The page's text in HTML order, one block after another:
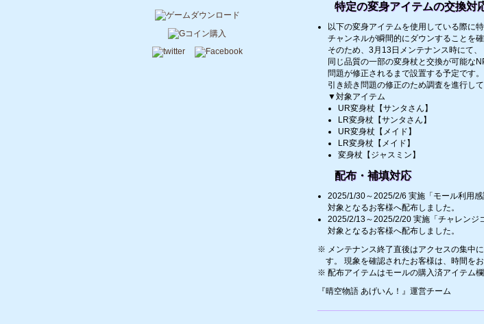
特定の変身アイテムの交換対
以下の変身アイテムを使用している際に
チャンネルが瞬間的にダウンすることを確
そのため、3月13日メンテナンス時にて、
同じ品質の一部の変身杖と交換が可能な
問題が修正されるまで設置する予定です。
引き続き問題の修正のため調査を進行して
▼対象アイテム
UR変身杖【サンタさん】
LR変身杖【サンタさん】
UR変身杖【メイド】
LR変身杖【メイド】
変身杖【ジャスミン】
配布・補填対応
2025/1/30～2025/2/6 実施「モール利用
対象となるお客様へ配布しました。
2025/2/13～2025/2/20 実施「チャレンジ
対象となるお客様へ配布しました。
メンテナンス終了直後はアクセスの集中
す。 現象を確認されたお客様は、時間を
配布アイテムはモールの購入済アイテム
『晴空物語 あげいん！』運営チーム